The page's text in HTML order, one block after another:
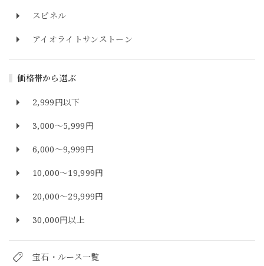
スピネル
アイオライトサンストーン
価格帯から選ぶ
2,999円以下
3,000～5,999円
6,000～9,999円
10,000～19,999円
20,000～29,999円
30,000円以上
宝石・ルース一覧